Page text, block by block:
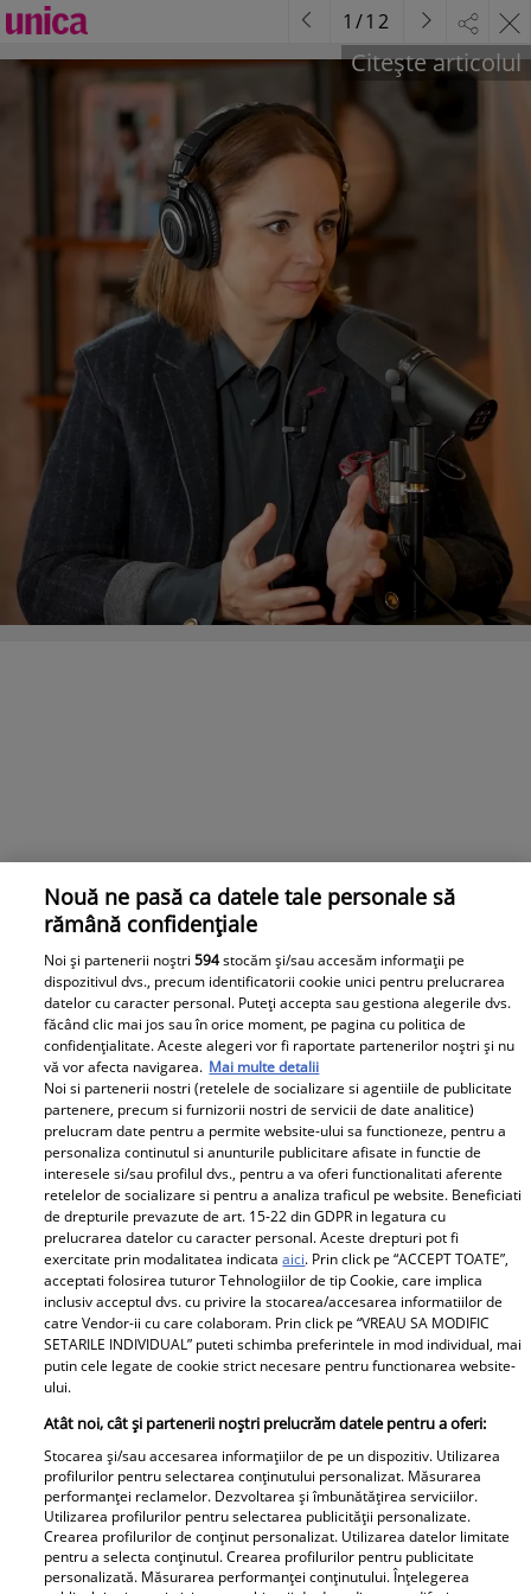
Andreea Marin s-a luptat cu depresia. „O continuă
nefericire”
Invitată în podcastul „Fain & Simplu”, găzduit de Mihai
Morar, Andreea Marin a vorbit, printre multe altele, și
despre depresie. Din explicațiile jurnalistei, momentul
depresiei pare să fi coincis cu finalul mariajului cu
Ștefan Bănică Junior.
Citește articolul
1 /12
Parteneri
Wooow, ce schimbare!!
Cum arată Sorin
Gonțea la 2 ani de când
a câștigat Power
Cum a descoperit Alina
Pușcău că are cancer.
Primele semne care au
trimis-o la medic.
Nouă ne pasă ca datele tale personale să
rămână confidențiale
Noi și partenerii noștri594stocăm și/sau accesăm informații pe
dispozitivul dvs., precum identificatorii cookie unici pentru prelucrarea
datelor cu caracter personal. Puteți accepta sau gestiona alegerile dvs.
făcând clic mai jos sau în orice moment, pe pagina cu politica de
confidențialitate. Aceste alegeri vor fi raportate partenerilor noștri și nu
vă vor afecta navigarea. Mai multe detalii
Noi si partenerii nostri (retelele de socializare si agentiile de publicitate
partenere, precum si furnizorii nostri de servicii de date analitice)
prelucram date pentru a permite website-ului sa functioneze, pentru a
personaliza continutul si anunturile publicitare afisate in functie de
interesele si/sau profilul dvs., pentru a va oferi functionalitati aferente
retelelor de socializare si pentru a analiza traficul pe website. Beneficiati
de drepturile prevazute de art. 15-22 din GDPR in legatura cu
prelucrarea datelor cu caracter personal. Aceste drepturi pot fi
exercitate prin modalitatea indicataaici. Prin click pe “ACCEPT TOATE”,
acceptati folosirea tuturor Tehnologiilor de tip Cookie, care implica
inclusiv acceptul dvs. cu privire la stocarea/accesarea informatiilor de
catre Vendor-ii cu care colaboram. Prin click pe “VREAU SA MODIFIC
SETARILE INDIVIDUAL” puteti schimba preferintele in mod individual, mai
putin cele legate de cookie strict necesare pentru functionarea website-
ului.
Atât noi, cât și partenerii noștri prelucrăm datele pentru a oferi:
Stocarea și/sau accesarea informațiilor de pe un dispozitiv. Utilizarea
profilurilor pentru selectarea conținutului personalizat. Măsurarea
performanței reclamelor. Dezvoltarea și îmbunătățirea serviciilor.
Utilizarea profilurilor pentru selectarea publicității personalizate.
Crearea profilurilor de conținut personalizat. Utilizarea datelor limitate
pentru a selecta conținutul. Crearea profilurilor pentru publicitate
personalizată. Măsurarea performanței conținutului. Înțelegerea